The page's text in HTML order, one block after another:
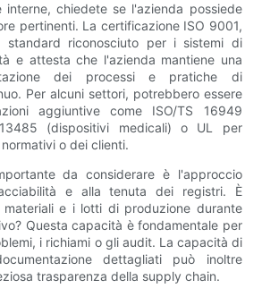
interne, chiedete se l'azienda possiede
pertinenti. La certificazione ISO 9001,
standard riconosciuto per i sistemi di
e attesta che l'azienda mantiene una
dei processi e pratiche di
Per alcuni settori, potrebbero essere
aggiuntive come ISO/TS 16949
(dispositivi medicali) o UL per
o dei clienti.
da considerare è l'approccio
e alla tenuta dei registri. È
e i lotti di produzione durante
Questa capacità è fondamentale per
i richiami o gli audit. La capacità di
dettagliati può inoltre
trasparenza della supply chain.